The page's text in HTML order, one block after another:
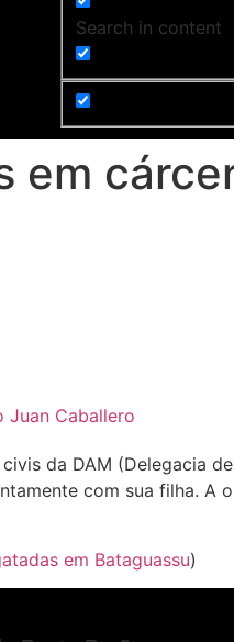
Search in content
em
Juan Caballero
da DAM (Delegacia
com sua filha.
em Bataguassu)